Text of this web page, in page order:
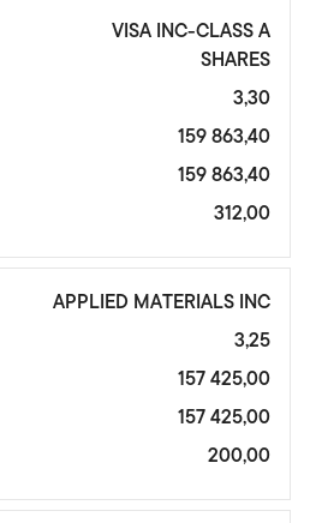
VISA INC-CLASS A
SHARES
3,30
159 863,40
159 863,40
312,00
APPLIED MATERIALS INC
3,25
157 425,00
157 425,00
200,00